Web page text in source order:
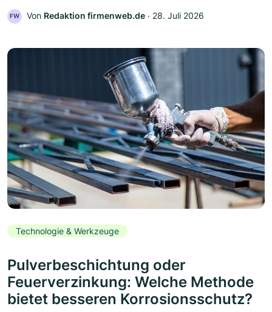
FW Von Redaktion firmenweb.de ‧ 28. Juli 2026
Technologie & Werkzeuge
Pulverbeschichtung oder
Feuerverzinkung: Welche Methode
bietet besseren Korrosionsschutz?